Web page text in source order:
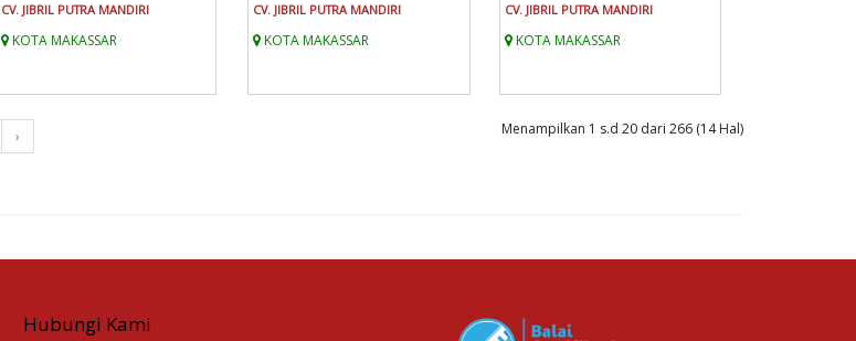
CV. JIBRIL PUTRA MANDIRI
KOTA MAKASSAR
CV. JIBRIL PUTRA MANDIRI
KOTA MAKASSAR
CV. JIBRIL PUTRA MANDIRI
KOTA MAKASSAR
› Menampilkan 1 s.d 20 dari 266 (14 Hal)
Hubungi Kami